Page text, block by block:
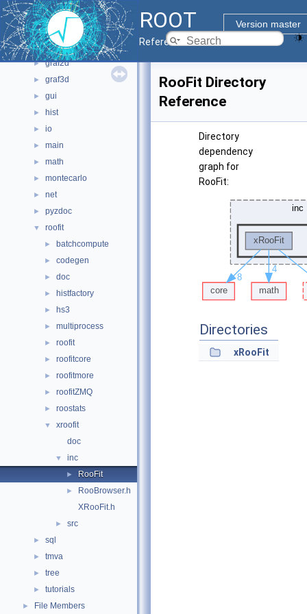
ROOT
Version master
Reference Guide
► core
► documentation
► geom
► graf2d
► graf3d
► gui
► hist
► io
► main
► math
► montecarlo
► net
► pyzdoc
▼ roofit
► batchcompute
► codegen
► doc
► histfactory
► hs3
► multiprocess
► roofit
► roofitcore
► roofitmore
► roofitZMQ
► roostats
▼
xroofit
doc
▼ inc
► RooFit
►
RooBrowser.h
XRooFit.h
► src
► sql
► tmva
► tree
► tutorials
► File Members
RooFit Directory
Reference
Directory
dependency
graph for
RooFit:
Directories
xRooFit